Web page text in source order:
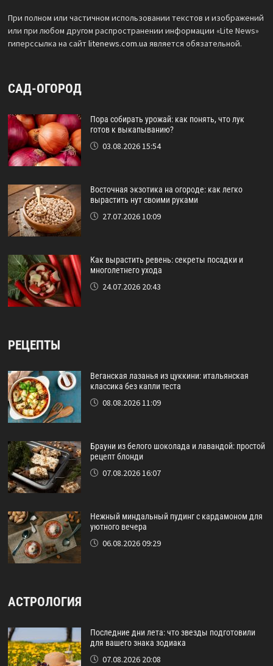
При полном или частичном использовании текстов и изображений
или при любом другом распространении информации «Lite News»
гиперссылка на сайтlitenews.com.ua является обязательной.
САД-ОГОРОД
Пора собирать урожай: как понять, что лук
готов к выкапыванию?
03.08.2026 15:54
Восточная экзотика на огороде: как легко
вырастить нут своими руками
27.07.2026 10:09
Как вырастить ревень: секреты посадки и
многолетнего ухода
24.07.2026 20:43
РЕЦЕПТЫ
Веганская лазанья из цуккини: итальянская
классика без капли теста
08.08.2026 11:09
Брауни из белого шоколада и лавандой: простой
рецепт блонди
07.08.2026 16:07
Нежный миндальный пудинг с кардамоном для
уютного вечера
06.08.2026 09:29
АСТРОЛОГИЯ
Последние дни лета: что звезды подготовили
для вашего знака зодиака
07.08.2026 20:08